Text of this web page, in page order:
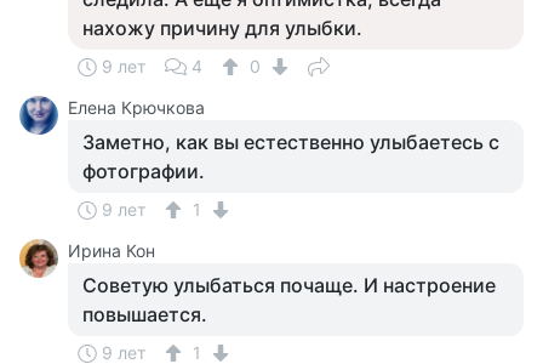
нахожу причину для улыбки.
9 лет 4
0
Елена Крючкова
Заметно, как вы естественно улыбаетесь с
фотографии.
9 лет
1
Ирина Кон
Советую улыбаться почаще. И настроение
повышается.
9 лет
1